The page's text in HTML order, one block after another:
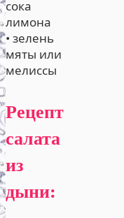
сока
лимона
• зелень
мяты или
мелиссы
Рецепт
салата
из
дыни: